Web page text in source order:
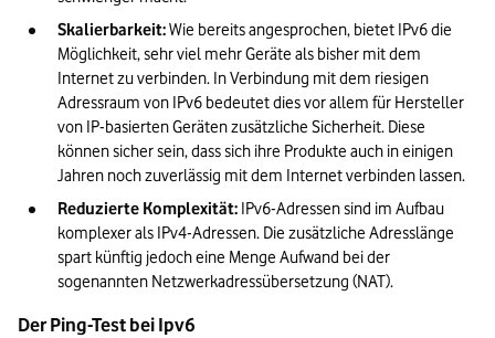
Skalierbarkeit: Wie bereits angesprochen, bietet IPv6 die
Möglichkeit, sehr viel mehr Geräte als bisher mit dem
Internet zu verbinden. In Verbindung mit dem riesigen
Adressraum von IPv6 bedeutet dies vor allem für Hersteller
von IP-basierten Geräten zusätzliche Sicherheit. Diese
können sicher sein, dass sich ihre Produkte auch in einigen
Jahren noch zuverlässig mit dem Internet verbinden lassen.
Reduzierte Komplexität: IPv6-Adressen sind im Aufbau
komplexer als IPv4-Adressen. Die zusätzliche Adresslänge
spart künftig jedoch eine Menge Aufwand bei der
sogenannten Netzwerkadressübersetzung (NAT).
Der Ping-Test bei Ipv6